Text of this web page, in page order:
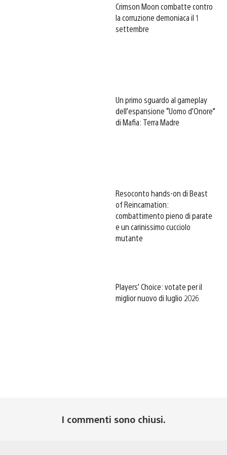
Crimson Moon combatte contro
la corruzione demoniaca il 1
settembre
Un primo sguardo al gameplay
dell’espansione “Uomo d’Onore”
di Mafia: Terra Madre
Resoconto hands-on di Beast
of Reincarnation:
combattimento pieno di parate
e un carinissimo cucciolo
mutante
Players’ Choice: votate per il
miglior nuovo di luglio 2026
I commenti sono chiusi.